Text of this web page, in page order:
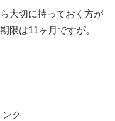
大切に持っておく方が
限は11ヶ月ですが。
ク